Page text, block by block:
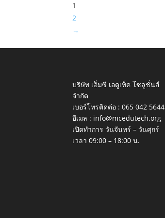
1
2
→
บริษัท เอ็มซี เอดูเท็ค โซลูชั่นส์
จำกัด
เบอร์โทรติดต่อ :065 042 5644
อีเมล : info@mcedutech.org
เปิดทำการ วันจันทร์ – วันศุกร์
เวลา 09:00 – 18:00 น.